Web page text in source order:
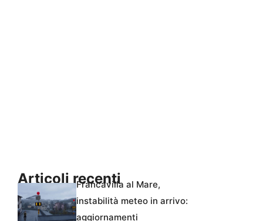
Articoli recenti
Francavilla al Mare,
instabilità meteo in arrivo:
aggiornamenti